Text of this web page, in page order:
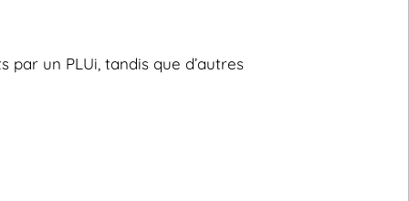
un PLUi, tandis que d’autres